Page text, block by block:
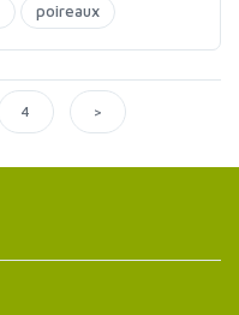
poireaux
4 >